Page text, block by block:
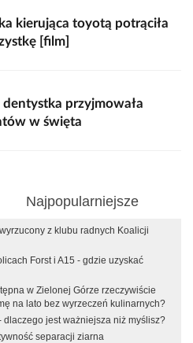
kierująca toyotą potrąciła
[film]
dentystka przyjmowała
w święta
Najpopularniejsze
z klubu radnych Koalicji
Forst i A15 - gdzie uzyskać
w Zielonej Górze rzeczywiście
na lato bez wyrzeczeń kulinarnych?
jest ważniejsza niż myślisz?
separacji ziarna